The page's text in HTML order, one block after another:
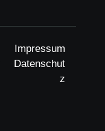
Impressum
Datenschut
z